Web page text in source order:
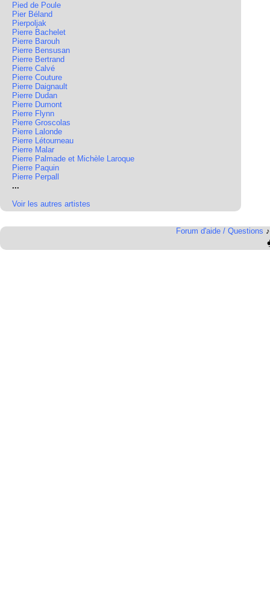
Pied de Poule
Pier Béland
Pierpoljak
Pierre Bachelet
Pierre Barouh
Pierre Bensusan
Pierre Bertrand
Pierre Calvé
Pierre Couture
Pierre Daignault
Pierre Dudan
Pierre Dumont
Pierre Flynn
Pierre Groscolas
Pierre Lalonde
Pierre Létourneau
Pierre Malar
Pierre Palmade et Michèle Laroque
Pierre Paquin
Pierre Perpall
...
Voir les autres artistes
Forum d'aide / Questions